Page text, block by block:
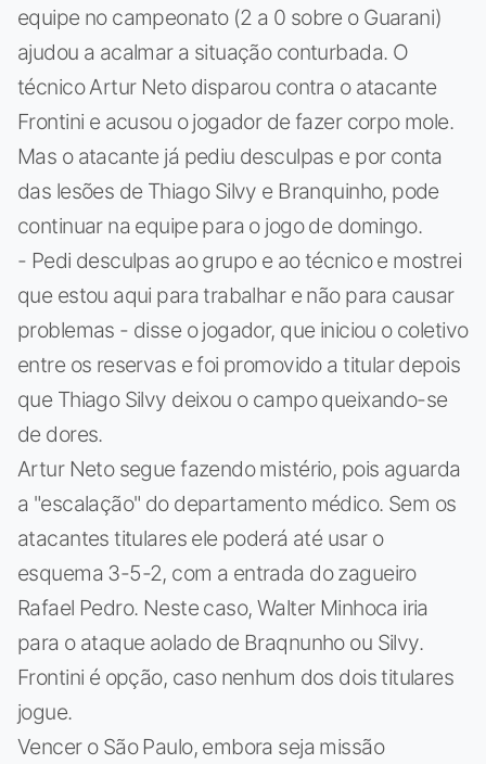
equipe no campeonato (2 a 0 sobre o Guarani)
ajudou a acalmar a situação conturbada. O
técnico Artur Neto disparou contra o atacante
Frontini e acusou o jogador de fazer corpo mole.
Mas o atacante já pediu desculpas e por conta
das lesões de Thiago Silvy e Branquinho, pode
continuar na equipe para o jogo de domingo.
- Pedi desculpas ao grupo e ao técnico e mostrei
que estou aqui para trabalhar e não para causar
problemas - disse o jogador, que iniciou o coletivo
entre os reservas e foi promovido a titular depois
que Thiago Silvy deixou o campo queixando-se
de dores.
Artur Neto segue fazendo mistério, pois aguarda
a "escalação" do departamento médico. Sem os
atacantes titulares ele poderá até usar o
esquema 3-5-2, com a entrada do zagueiro
Rafael Pedro. Neste caso, Walter Minhoca iria
para o ataque aolado de Braqnunho ou Silvy.
Frontini é opção, caso nenhum dos dois titulares
jogue.
Vencer o São Paulo, embora seja missão